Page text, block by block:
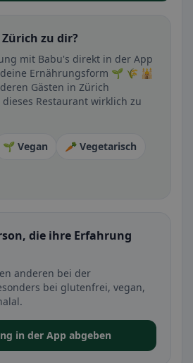
zu dir?
mit Babu's direkt in der App
Ernährungsform 🌱 🌾 🕌
Gästen in Zürich
Restaurant wirklich zu
🌱 Vegan
🥕 Vegetarisch
die ihre Erfahrung
anderen bei der
bei glutenfrei, vegan,
in der App abgeben